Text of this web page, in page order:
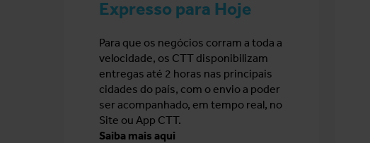
Expresso para Hoje
Para que os negócios corram a toda a
velocidade, os CTT disponibilizam
entregas até 2 horas nas principais
cidades do país, com o envio a poder
ser acompanhado, em tempo real, no
Site ou App CTT.
Saiba mais aqui